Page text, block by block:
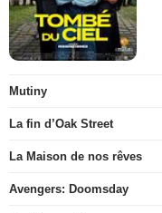
Mutiny
La fin d’Oak Street
La Maison de nos rêves
Avengers: Doomsday